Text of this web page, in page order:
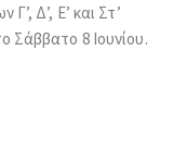
Δ’, Ε’ και Στ’
Σάββατο 8 Ιουνίου.